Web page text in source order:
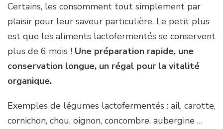
Certains, les consomment tout simplement par
plaisir pour leur saveur particulière. Le petit plus
est que les aliments lactofermentés se conservent
plus de 6 mois ! Une préparation rapide, une
conservation longue, un régal pour la vitalité
organique.
Exemples de légumes lactofermentés : ail, carotte,
cornichon, chou, oignon, concombre, aubergine …